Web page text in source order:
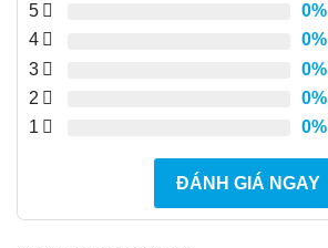
5 0%
4
0%
3
0%
2
0%
1
0%
ĐÁNH GIÁ NGAY